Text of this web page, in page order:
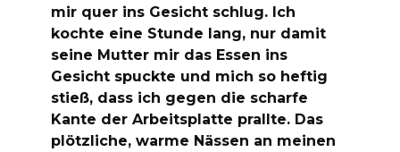
mir quer ins Gesicht schlug. Ich
kochte eine Stunde lang, nur damit
seine Mutter mir das Essen ins
Gesicht spuckte und mich so heftig
stieß, dass ich gegen die scharfe
Kante der Arbeitsplatte prallte. Das
plötzliche, warme Nässen an meinen